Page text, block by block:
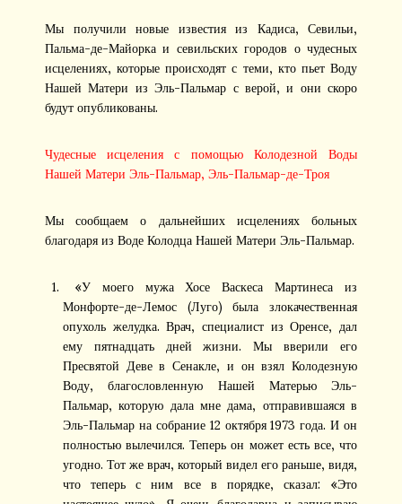
Мы получили новые известия из Кадиса, Севильи,
Пальма-де-Майорка и севильских городов о чудесных
исцелениях, которые происходят с теми, кто пьет Воду
Нашей Матери из Эль-Пальмар с верой, и они скоро
будут опубликованы.
Чудесные исцеления с помощью Колодезной Воды
Нашей Матери Эль-Пальмар, Эль-Пальмар-де-Троя
Мы сообщаем о дальнейших исцелениях больных
благодаря из Воде Колодца Нашей Матери Эль-Пальмар.
«У моего мужа Хосе Васкеса Мартинеса из
Монфорте-де-Лемос (Луго) была злокачественная
опухоль желудка. Врач, специалист из Оренсе, дал
ему пятнадцать дней жизни. Мы вверили его
Пресвятой Деве в Сенакле, и он взял Колодезную
Воду, благословленную Нашей Матерью Эль-
Пальмар, которую дала мне дама, отправившаяся в
Эль-Пальмар на собрание 12 октября 1973 года. И он
полностью вылечился. Теперь он может есть все, что
угодно. Тот же врач, который видел его раньше, видя,
что теперь с ним все в порядке, сказал: «Это